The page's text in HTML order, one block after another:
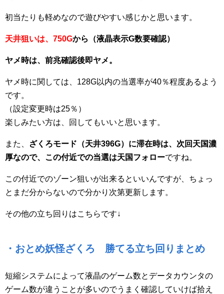
初当たりも軽めなので遊びやすい感じかと思います。
天井狙いは、750Gから（液晶表示G数要確認）
ヤメ時は、前兆確認後即ヤメ。
ヤメ時に関しては、128G以内の当選率が40％程度あるよう
です。
（設定変更時は25％）
楽しみたい方は、回してもいいと思います。
また、
ざくろモード（天井396G）に滞在時は、次回天国濃
厚なので、この付近での当選は天国フォローですね。
この付近でのゾーン狙いが出来るといいんですが、ちょっ
とまだ分からないので分かり次第更新します。
その他の立ち回りはこちらです↓
・おとめ妖怪ざくろ 勝てる立ち回りまとめ
短縮システムによって液晶のゲーム数とデータカウンタの
ゲーム数が違うことが多いのでうまく確認していけば拾え